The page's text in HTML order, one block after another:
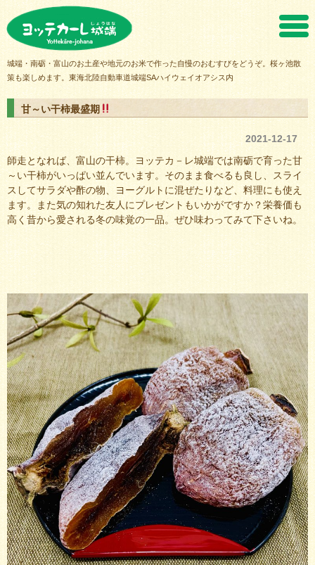
城端・南砺・富山のお土産や地元のお米で作った自慢のおむすびをどうぞ。桜ヶ池散
策も楽しめます。東海北陸自動車道城端SAハイウェイオアシス内
甘～い干柿最盛期
2021-12-17
師走となれば、富山の干柿。ヨッテカ－レ城端では南砺で育った甘
～い干柿がいっぱい並んでいます。そのまま食べるも良し、スライ
スしてサラダや酢の物、ヨーグルトに混ぜたりなど、料理にも使え
ます。また気の知れた友人にプレゼントもいかがですか？栄養価も
高く昔から愛される冬の味覚の一品。ぜひ味わってみて下さいね。